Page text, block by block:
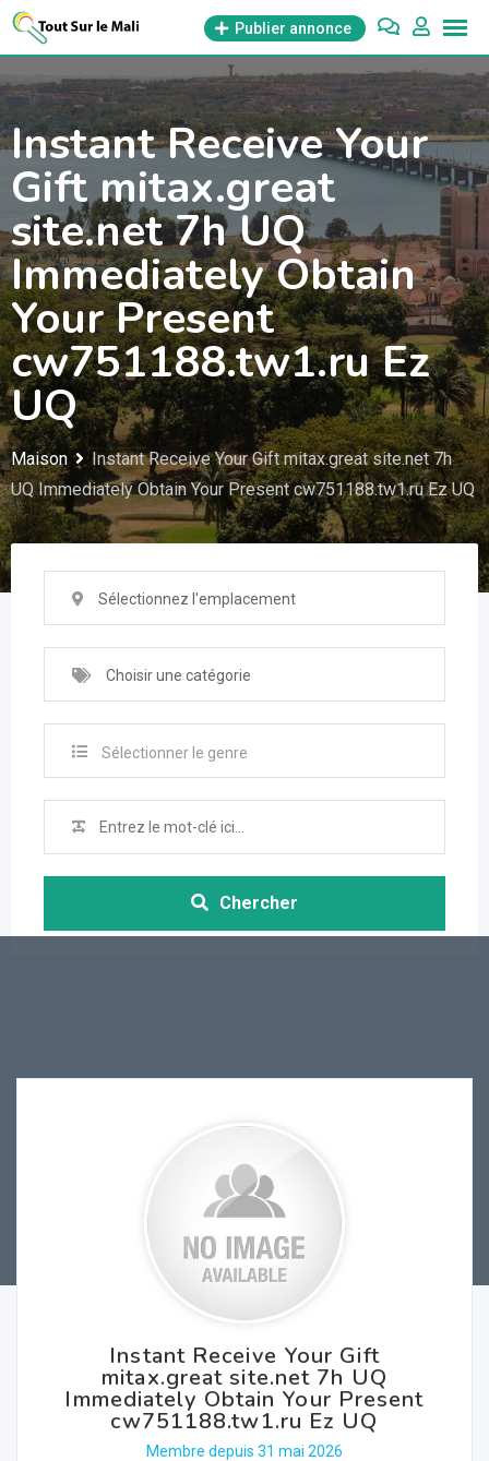
Aller
Publier annonce
Instant Receive Your
Gift mitax.great
site.net 7h UQ
Immediately Obtain
Your Present
cw751188.tw1.ru Ez
UQ
Maison
Instant Receive Your Gift mitax.great site.net 7h
UQ Immediately Obtain Your Present cw751188.tw1.ru Ez UQ
Sélectionnez l'emplacement
Choisir une catégorie
Sélectionner le genre
Chercher
Instant Receive Your Gift
mitax.great site.net 7h UQ
Immediately Obtain Your Present
cw751188.tw1.ru Ez UQ
Membre depuis 31 mai 2026